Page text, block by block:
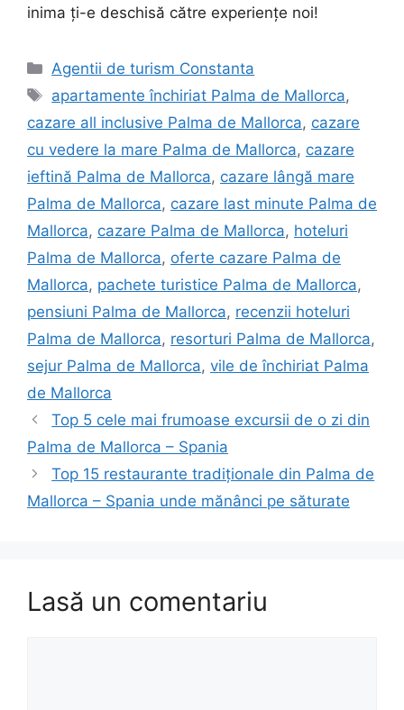
inima ți-e deschisă către experiențe noi!
Categorii
Agentii de turism Constanta
Etichete
apartamente închiriat Palma de Mallorca,
cazare all inclusive Palma de Mallorca, cazare
cu vedere la mare Palma de Mallorca, cazare
ieftină Palma de Mallorca, cazare lângă mare
Palma de Mallorca, cazare last minute Palma de
Mallorca, cazare Palma de Mallorca, hoteluri
Palma de Mallorca, oferte cazare Palma de
Mallorca, pachete turistice Palma de Mallorca,
pensiuni Palma de Mallorca, recenzii hoteluri
Palma de Mallorca, resorturi Palma de Mallorca,
sejur Palma de Mallorca, vile de închiriat Palma
de Mallorca
Top 5 cele mai frumoase excursii de o zi din
Palma de Mallorca – Spania
Top 15 restaurante tradiționale din Palma de
Mallorca – Spania unde mănânci pe săturate
Lasă un comentariu